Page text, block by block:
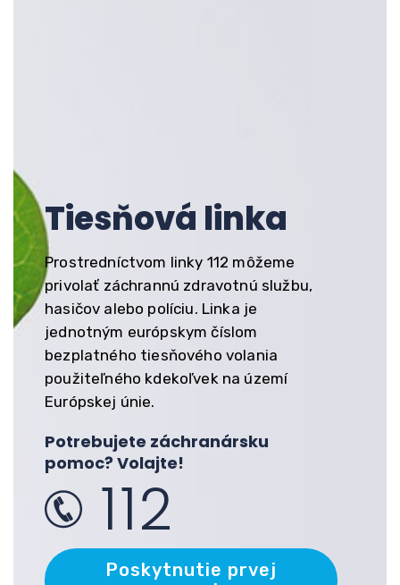
Tiesňová linka
Prostredníctvom linky 112 môžeme
privolať záchrannú zdravotnú službu,
hasičov alebo políciu. Linka je
jednotným európskym číslom
bezplatného tiesňového volania
použiteľného kdekoľvek na území
Európskej únie.
Potrebujete záchranársku
pomoc? Volajte!
112
Poskytnutie prvej